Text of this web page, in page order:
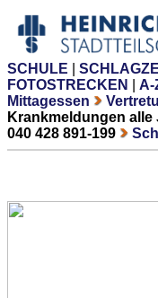
SCHULE
FOTOSTRECKEN
A-
Mittagessen
Krankmeldungen alle
040 428 891-199